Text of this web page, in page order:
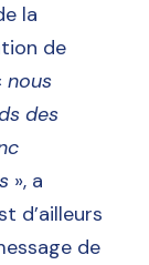
la
de
nous
des
», a
d’ailleurs
de